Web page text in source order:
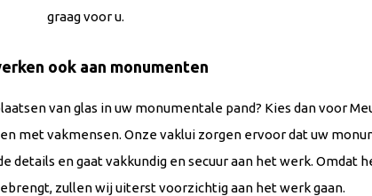
graag voor u.
ook aan monumenten
van glas in uw monumentale pand? Kies dan voor
met vakmensen. Onze vaklui zorgen ervoor dat uw
details en gaat vakkundig en secuur aan het werk. Omdat
zullen wij uiterst voorzichtig aan het werk gaan.